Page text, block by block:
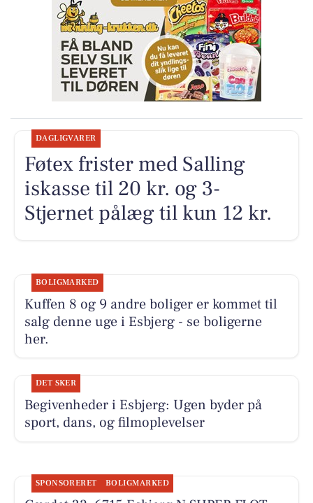
DAGLIGVARER
Føtex frister med Salling
iskasse til 20 kr. og 3-
Stjernet pålæg til kun 12 kr.
BOLIGMARKED
Kuffen 8 og 9 andre boliger er kommet til
salg denne uge i Esbjerg - se boligerne
her.
DET SKER
Begivenheder i Esbjerg: Ugen byder på
sport, dans, og filmoplevelser
SPONSORERET BOLIGMARKED